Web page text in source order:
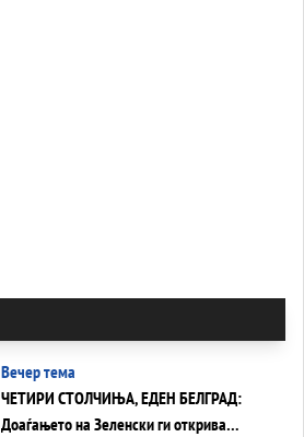
Вечер тема
ЧЕТИРИ СТОЛЧИЊА, ЕДЕН БЕЛГРАД:
Доаѓањето на Зеленски ги открива